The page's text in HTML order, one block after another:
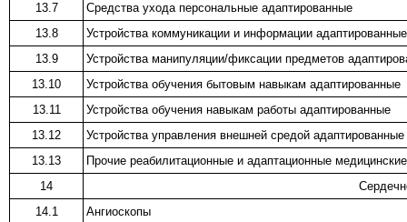
13.7
Средства ухода персональные адаптированные
13.8
Устройства коммуникации и информации адаптированные
13.9
Устройства манипуляции/фиксации предметов
13.10
Устройства обучения бытовым навыкам адаптированные
13.11
Устройства обучения навыкам работы адаптированные
13.12
Устройства управления внешней средой адаптированные
13.13
Прочие реабилитационные и адаптационные
14
14.1
Ангиоскопы